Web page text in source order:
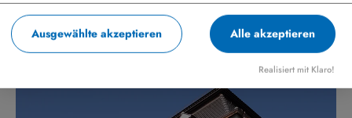
Ausgewählte akzeptieren Alle akzeptieren
Realisiert mit Klaro!